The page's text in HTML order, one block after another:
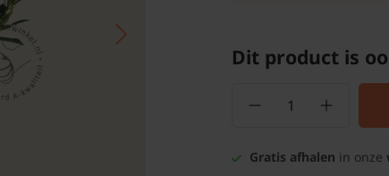
Dit product is
Gratis afhalen in onze